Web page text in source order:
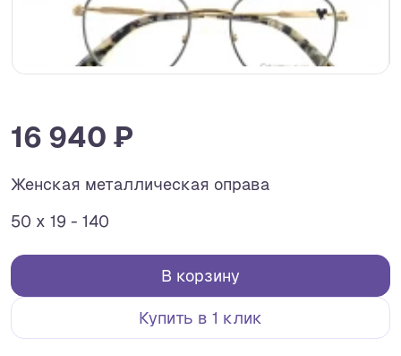
16 940 ₽
Женская металлическая оправа
50 x 19 - 140
В корзину
Купить в 1 клик